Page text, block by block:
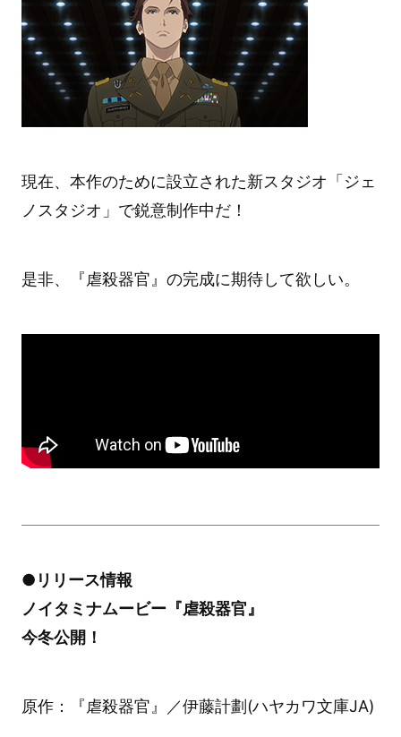
現在、本作のために設立された新スタジオ「ジェ
ノスタジオ」で鋭意制作中だ！
是非、『虐殺器官』の完成に期待して欲しい。
●リリース情報
ノイタミナムービー『虐殺器官』
今冬公開！
原作：『虐殺器官』／伊藤計劃(ハヤカワ文庫JA)